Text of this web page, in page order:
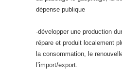
dépense publique
-développer une production
répare et produit localement
la consommation, le
l’import/export.